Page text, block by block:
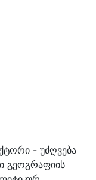
- უძღვება
გეოგრაფიის